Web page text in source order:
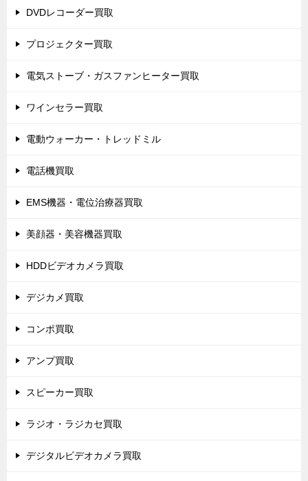
DVDレコーダー買取
プロジェクター買取
電気ストーブ・ガスファンヒーター買取
ワインセラー買取
電動ウォーカー・トレッドミル
電話機買取
EMS機器・電位治療器買取
美顔器・美容機器買取
HDDビデオカメラ買取
デジカメ買取
コンポ買取
アンプ買取
スピーカー買取
ラジオ・ラジカセ買取
デジタルビデオカメラ買取